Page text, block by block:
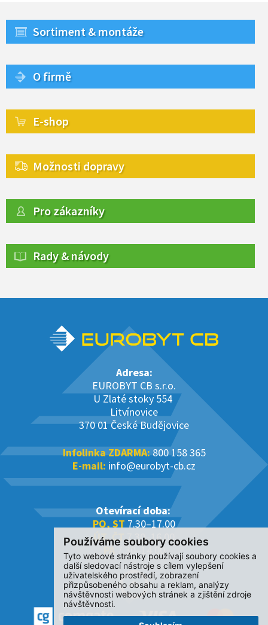
Používáme soubory cookies
Tyto webové stránky používají soubory cookies a
další sledovací nástroje s cílem vylepšení
uživatelského prostředí, zobrazení
přizpůsobeného obsahu a reklam, analýzy
návštěvnosti webových stránek a zjištění zdroje
návštěvnosti.
Sortiment & montáže
O firmě
E-shop
Možnosti dopravy
Pro zákazníky
Rady & návody
Adresa:
EUROBYT CB s.r.o.
U Zlaté stoky 554
Litvínovice
370 01 České Budějovice
Infolinka ZDARMA:800 158 365
E-mail: info@eurobyt-cb.cz
Otevírací doba:
PO, ST 7.30–17.00
ÚT, ČT7.30–16.00
PÁ7.30–14.00